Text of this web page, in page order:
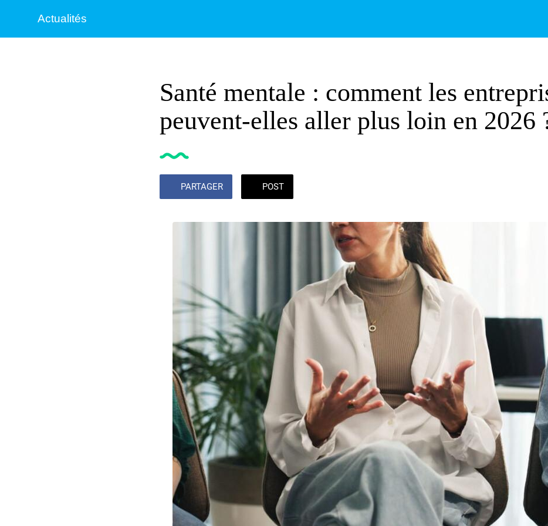
Actualités
Santé mentale : comment les
peuvent-elles aller plus loin en 2026
PARTAGER POST